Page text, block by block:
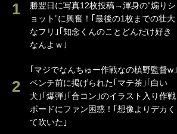
勝翌日に写真12枚投稿→渾身の“煽りシ
ョット”に興奮！｢最後の1枚までの壮大
なフリ｣｢知念くんのことどんだけ好き
なんよｗ｣
｢マジでなんちゅー作戦なの槙野監督w｣
ベンチ前に掲げられた｢マテ茶｣｢白い
犬｣｢爆弾｣｢合コン｣のイラスト入り作戦
ボードにファン困惑！｢想像よりデカく
て吹いた｣